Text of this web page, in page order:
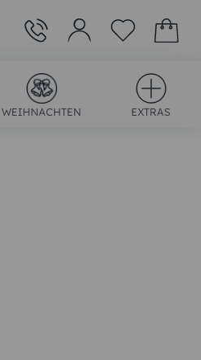
WEIHNACHTEN EXTRAS